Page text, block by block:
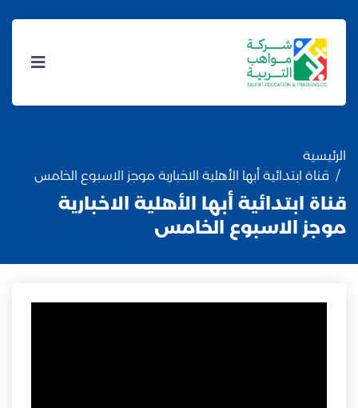
الرئيسية
قناة ابتدائية أبها الأهلية الاخبارية موجز الاسبوع الخامس
قناة ابتدائية أبها الأهلية الاخبارية
موجز الاسبوع الخامس